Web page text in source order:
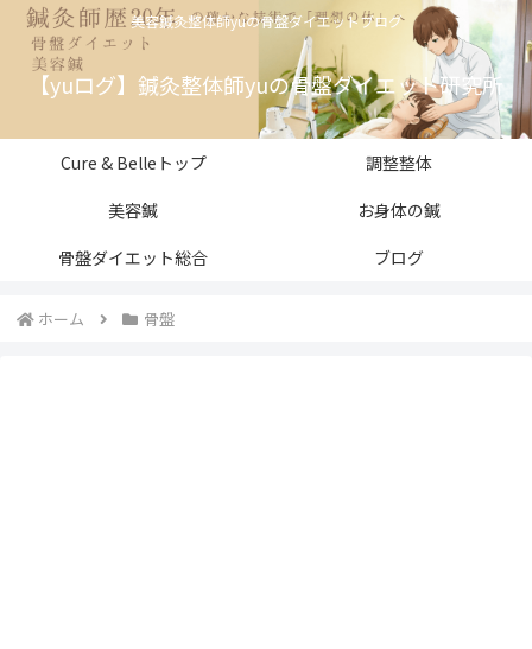
美容鍼灸整体師yuの骨盤ダイエットブログ
【yuログ】鍼灸整体師yuの骨盤ダイエット研究所
Cure & Belleトップ
調整整体
美容鍼
お身体の鍼
骨盤ダイエット総合
ブログ
ホーム 骨盤